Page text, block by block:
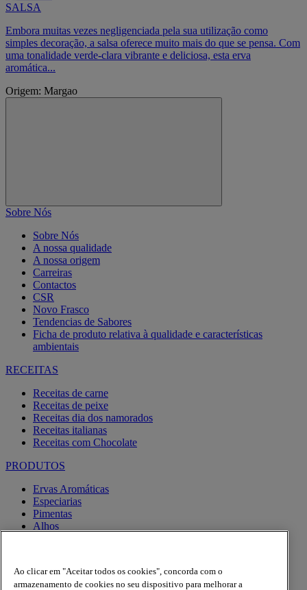
SALSA
Embora muitas vezes negligenciada pela sua utilização como
simples decoração, a salsa oferece muito mais do que se pensa. Com
uma tonalidade verde-clara vibrante e deliciosa, esta erva
aromática...
Origem: Margao
Sobre Nós
Sobre Nós
A nossa qualidade
A nossa origem
Carreiras
Contactos
CSR
Novo Frasco
Tendencias de Sabores
Ficha de produto relativa à qualidade e características
ambientais
RECEITAS
Receitas de carne
Receitas de peixe
Receitas dia dos namorados
Receitas italianas
Receitas com Chocolate
PRODUTOS
Ervas Aromáticas
Especiarias
Pimentas
Alhos
Express
Ao clicar em "Aceitar todos os cookies", concorda com o
armazenamento de cookies no seu dispositivo para melhorar a